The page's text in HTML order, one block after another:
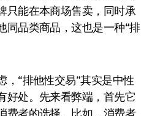
只能在本商场售卖，同时承
同品类商品，这也是一种“排
“排他性交易”其实是中性
好处。先来看弊端，首先它